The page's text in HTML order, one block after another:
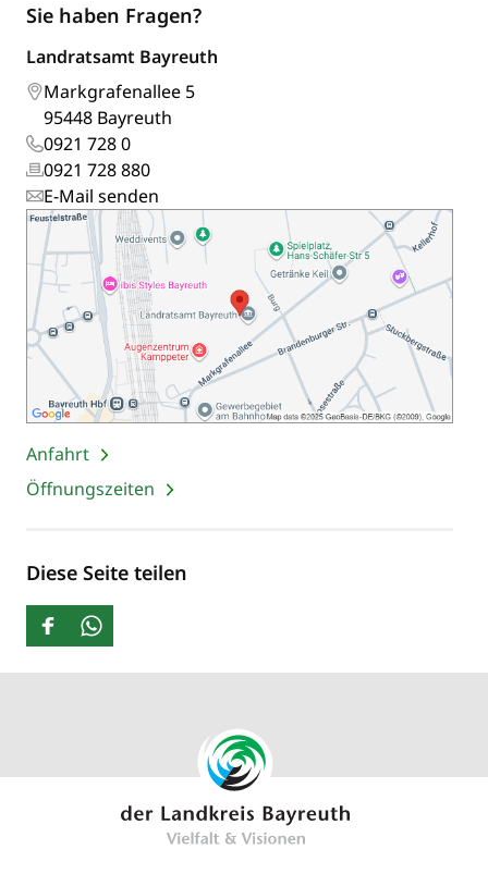
Sie haben Fragen?
Landratsamt Bayreuth
Markgrafenallee 5
95448 Bayreuth
0921 728 0
0921 728 880
E-Mail senden
Anfahrt
Öffnungszeiten
Diese Seite teilen